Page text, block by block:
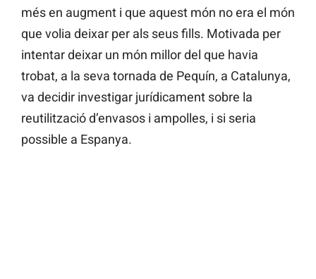
més en augment i que aquest món no era el món
que volia deixar per als seus fills. Motivada per
intentar deixar un món millor del que havia
trobat, a la seva tornada de Pequín, a Catalunya,
va decidir investigar jurídicament sobre la
reutilització d’envasos i ampolles, i si seria
possible a Espanya.